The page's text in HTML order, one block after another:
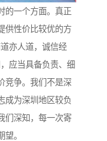
的一个方面。真正
供性价比较优的方
亦人道，诚信经
应当具备负责、细
竞争。我们不是深
成为深圳地区较负
们深知，每一次寄
。